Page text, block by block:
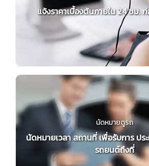
แจ้งราคาเบื้องต้นภายใน 24 ชม.
นัดหมายดูรถ
นัดหมายเวลา สถานที่ เพื่อรับการ ปร
รถยนต์ถึงที่